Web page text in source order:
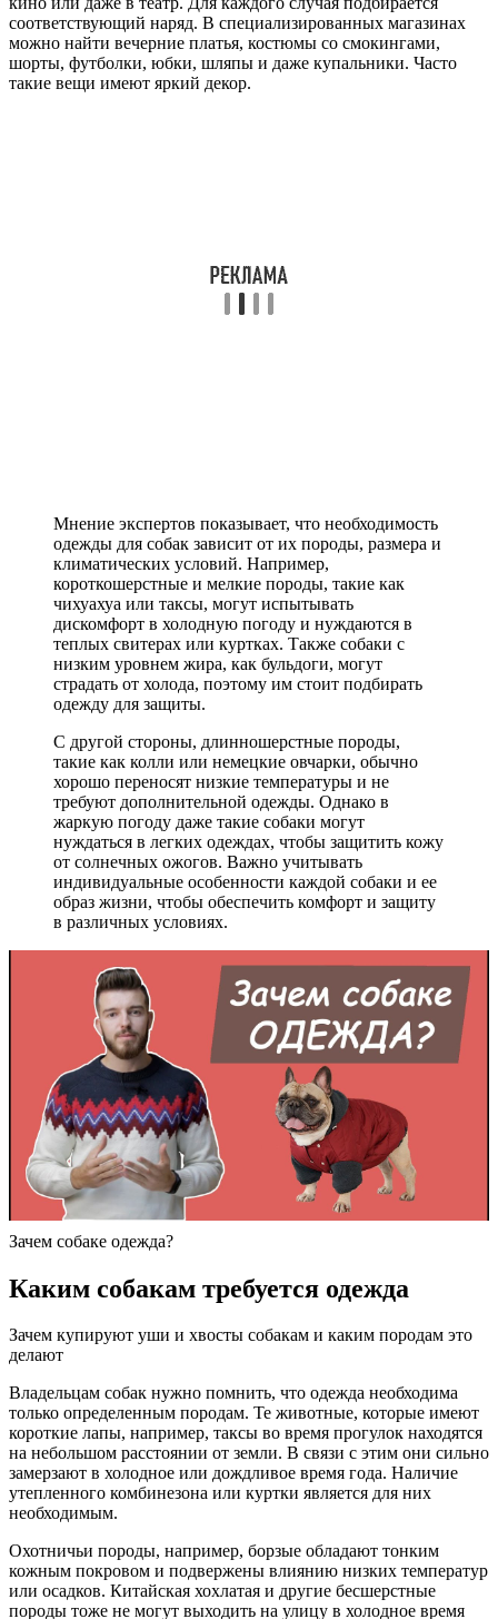
соответствующий наряд. В специализированных магазинах
можно найти вечерние платья, костюмы со смокингами,
шорты, футболки, юбки, шляпы и даже купальники. Часто
такие вещи имеют яркий декор.
Мнение экспертов показывает, что необходимость
одежды для собак зависит от их породы, размера и
климатических условий. Например,
короткошерстные и мелкие породы, такие как
чихуахуа или таксы, могут испытывать
дискомфорт в холодную погоду и нуждаются в
теплых свитерах или куртках. Также собаки с
низким уровнем жира, как бульдоги, могут
страдать от холода, поэтому им стоит подбирать
одежду для защиты.
С другой стороны, длинношерстные породы,
такие как колли или немецкие овчарки, обычно
хорошо переносят низкие температуры и не
требуют дополнительной одежды. Однако в
жаркую погоду даже такие собаки могут
нуждаться в легких одеждах, чтобы защитить кожу
от солнечных ожогов. Важно учитывать
индивидуальные особенности каждой собаки и ее
образ жизни, чтобы обеспечить комфорт и защиту
в различных условиях.
Зачем собаке одежда?
Каким собакам требуется одежда
Зачем купируют уши и хвосты собакам и каким породам это
делают
Владельцам собак нужно помнить, что одежда необходима
только определенным породам. Те животные, которые имеют
короткие лапы, например, таксы во время прогулок находятся
на небольшом расстоянии от земли. В связи с этим они сильно
замерзают в холодное или дождливое время года. Наличие
утепленного комбинезона или куртки является для них
необходимым.
Охотничьи породы, например, борзые обладают тонким
кожным покровом и подвержены влиянию низких температур
или осадков. Китайская хохлатая и другие бесшерстные
породы тоже не могут выходить на улицу в холодное время